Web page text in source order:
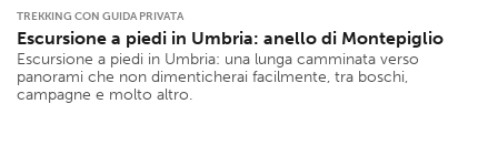
TREKKING CON GUIDA PRIVATA
Escursione a piedi in Umbria: anello di Montepiglio
Escursione a piedi in Umbria: una lunga camminata verso
panorami che non dimenticherai facilmente, tra boschi,
campagne e molto altro.